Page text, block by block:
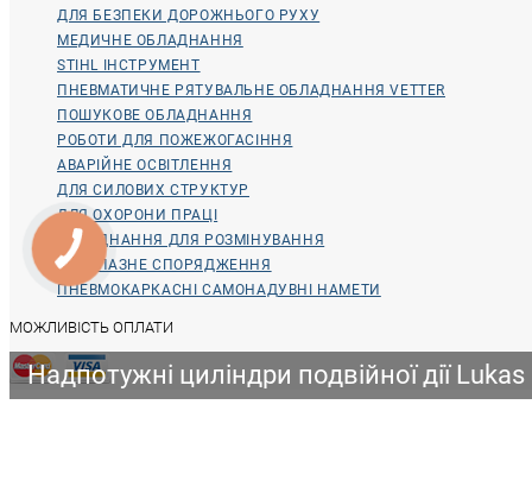
Надпотужні циліндри подвійної дії Lukas
ДЛЯ БЕЗПЕКИ ДОРОЖНЬОГО РУХУ
МЕДИЧНЕ ОБЛАДНАННЯ
STIHL ІНСТРУМЕНТ
ПНЕВМАТИЧНЕ РЯТУВАЛЬНЕ ОБЛАДНАННЯ VETTER
ПОШУКОВЕ ОБЛАДНАННЯ
РОБОТИ ДЛЯ ПОЖЕЖОГАСІННЯ
АВАРІЙНЕ ОСВІТЛЕННЯ
ДЛЯ СИЛОВИХ СТРУКТУР
ДЛЯ ОХОРОНИ ПРАЦІ
ОБЛАДНАННЯ ДЛЯ РОЗМІНУВАННЯ
ВОДОЛАЗНЕ СПОРЯДЖЕННЯ
ПНЕВМОКАРКАСНІ САМОНАДУВНІ НАМЕТИ
МОЖЛИВІСТЬ ОПЛАТИ